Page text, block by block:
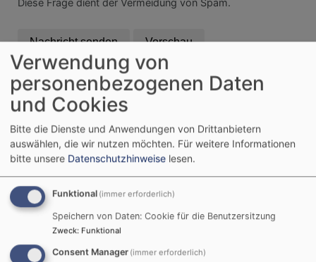
Diese Frage dient der Vermeidung von Spam.
Tageslosung
Siehe, was ich früher verkündigt habe, ist
gekommen. So verkündige ich auch Neues; ehe
denn es sprosst, lasse ich's euch hören.
Jesaja 42,9
Der Menschensohn ist's, der den guten Samen sät.
Der Acker ist die Welt.
Matthäus 13,37-38
Verwendung von
personenbezogenen Daten
und Cookies
Bitte die Dienste und Anwendungen von Drittanbietern
auswählen, die wir nutzen möchten. Für weitere Informationen
bitte unsere Datenschutzhinweise lesen.
Funktional (immer erforderlich)
Speichern von Daten: Cookie für die Benutzersitzung
Zweck: Funktional
Consent Manager (immer erforderlich)